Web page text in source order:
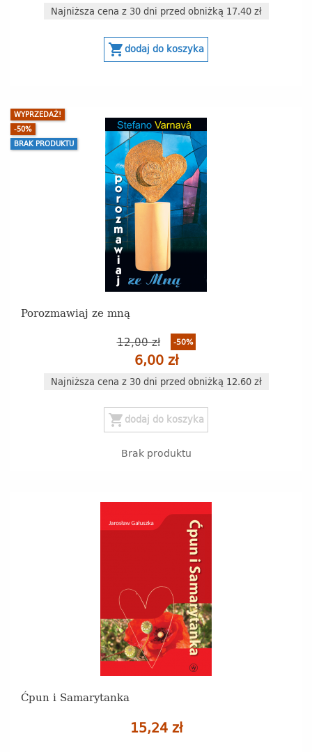
Najniższa cena z 30 dni przed obniżką 17.40 zł
shopping_cartdodaj do koszyka
Porozmawiaj ze mną
12,00 zł -50%
6,00 zł
Najniższa cena z 30 dni przed obniżką 12.60 zł
WYPRZEDAŻ!
-50%
BRAK PRODUKTU
shopping_cart dodaj do koszyka
Brak produktu
Ćpun i Samarytanka
15,24 zł